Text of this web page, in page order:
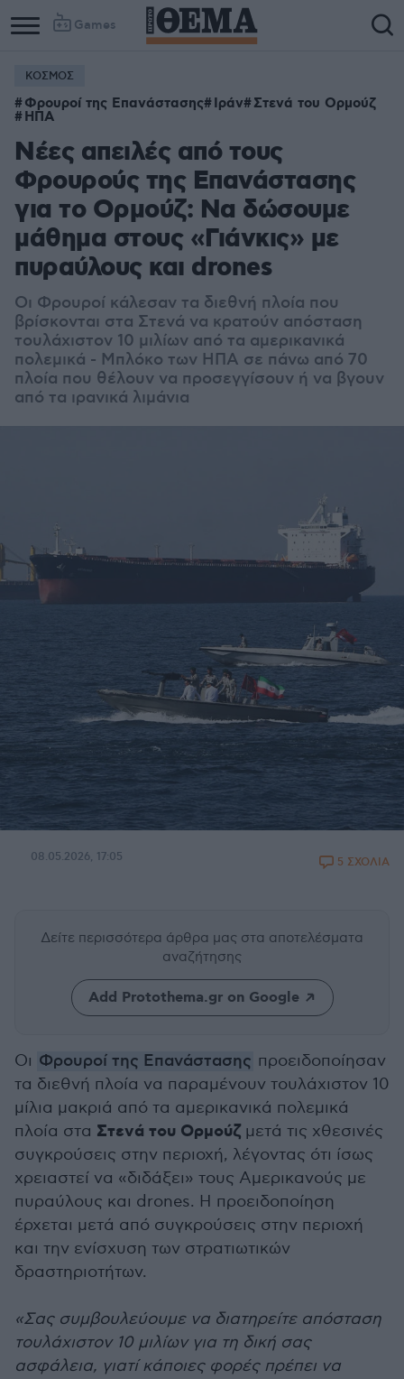
Games
ΚΟΣΜΟΣ
Φρουροί της Επανάστασης Ιράν Στενά του Ορμούζ
ΗΠΑ
Νέες απειλές από τους
Φρουρούς της Επανάστασης
για το Ορμούζ: Να δώσουμε
μάθημα στους «Γιάνκις» με
πυραύλους και drones
Οι Φρουροί κάλεσαν τα διεθνή πλοία που
βρίσκονται στα Στενά να κρατούν απόσταση
τουλάχιστον 10 μιλίων από τα αμερικανικά
πολεμικά - Μπλόκο των ΗΠΑ σε πάνω από 70
πλοία που θέλουν να προσεγγίσουν ή να βγουν
από τα ιρανικά λιμάνια
08.05.2026, 17:05 5 ΣΧΟΛΙΑ
Δείτε περισσότερα άρθρα μας στα αποτελέσματα
αναζήτησης
Add Protothema.gr on Google
Οι Φρουροί της Επανάστασης προειδοποίησαν
τα διεθνή πλοία να παραμένουν τουλάχιστον 10
μίλια μακριά από τα αμερικανικά πολεμικά
πλοία στα Στενά του Ορμούζ μετά τις χθεσινές
συγκρούσεις στην περιοχή, λέγοντας ότι ίσως
χρειαστεί να «διδάξει» τους Αμερικανούς με
πυραύλους και drones. Η προειδοποίηση
έρχεται μετά από συγκρούσεις στην περιοχή
και την ενίσχυση των στρατιωτικών
δραστηριοτήτων.
«Σας συμβουλεύουμε να διατηρείτε απόσταση
τουλάχιστον 10 μιλίων για τη δική σας
ασφάλεια, γιατί κάποιες φορές πρέπει να